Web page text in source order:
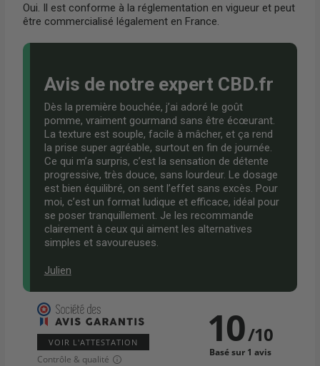
Oui. Il est conforme à la réglementation en vigueur et peut
être commercialisé légalement en France.
Avis de notre expert CBD.fr
Dès la première bouchée, j’ai adoré le goût
pomme, vraiment gourmand sans être écœurant.
La texture est souple, facile à mâcher, et ça rend
la prise super agréable, surtout en fin de journée.
Ce qui m’a surpris, c’est la sensation de détente
progressive, très douce, sans lourdeur. Le dosage
est bien équilibré, on sent l’effet sans excès. Pour
moi, c’est un format ludique et efficace, idéal pour
se poser tranquillement. Je les recommande
clairement à ceux qui aiment les alternatives
simples et savoureuses.
Julien
VOIR L'ATTESTATION
Contrôle & qualité
10/10
Basé sur 1 avis